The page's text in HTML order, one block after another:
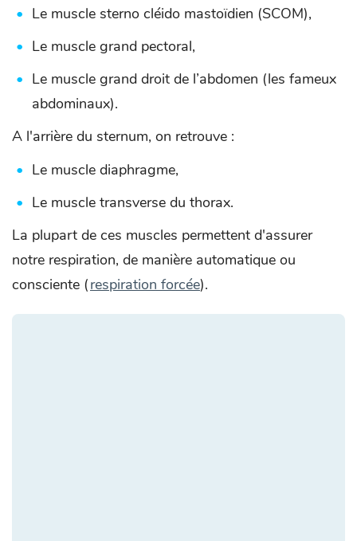
Le muscle sterno cléido mastoïdien (SCOM),
Le muscle grand pectoral,
Le muscle grand droit de l’abdomen (les fameux
abdominaux).
A l'arrière du sternum, on retrouve :
Le muscle diaphragme,
Le muscle transverse du thorax.
La plupart de ces muscles permettent d'assurer
notre respiration, de manière automatique ou
consciente (respiration forcée).